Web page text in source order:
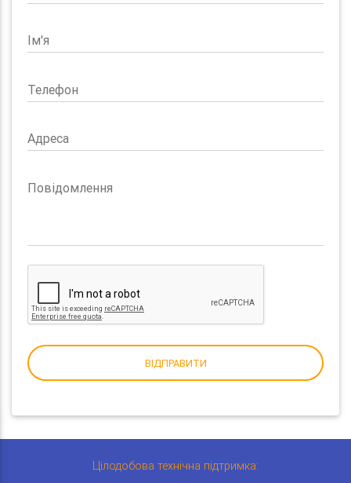
Ім'я
Телефон
Адреса
Повідомлення
ВІДПРАВИТИ
Цілодобова технічна підтримка: